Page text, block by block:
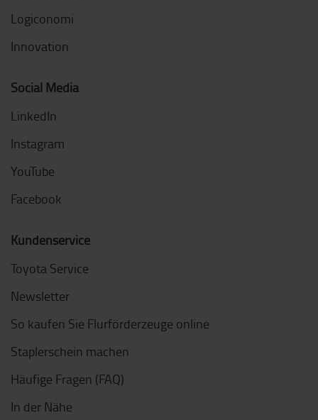
Logiconomi
Innovation
Social Media
LinkedIn
Instagram
YouTube
Facebook
Kundenservice
Toyota Service
Newsletter
So kaufen Sie Flurförderzeuge online
Staplerschein machen
Häufige Fragen (FAQ)
In der Nähe